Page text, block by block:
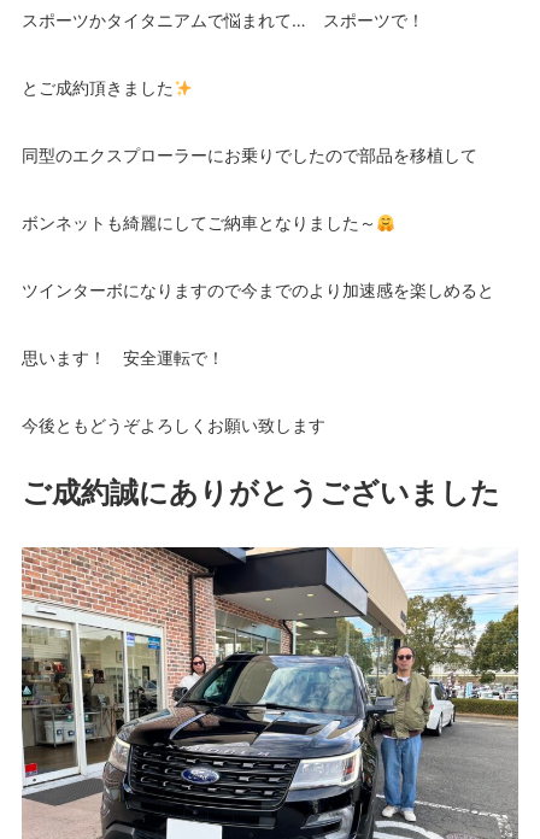
スポーツかタイタニアムで悩まれて… スポーツで！
とご成約頂きました
同型のエクスプローラーにお乗りでしたので部品を移植して
ボンネットも綺麗にしてご納車となりました～
ツインターボになりますので今までのより加速感を楽しめると
思います！ 安全運転で！
今後ともどうぞよろしくお願い致します
ご成約誠にありがとうございました